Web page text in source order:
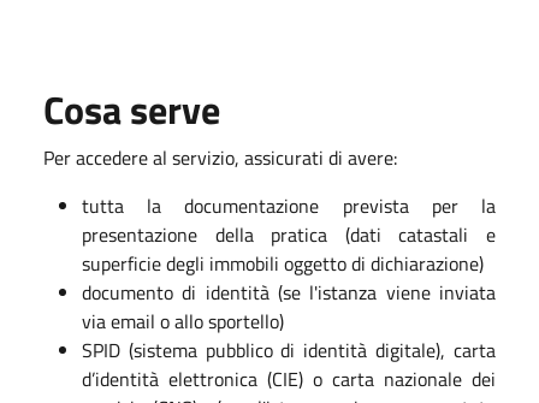
Cosa serve
Per accedere al servizio, assicurati di avere:
tutta la documentazione prevista per la
presentazione della pratica (dati catastali e
superficie degli immobili oggetto di dichiarazione)
documento di identità (se l'istanza viene inviata
via email o allo sportello)
SPID (sistema pubblico di identità digitale), carta
d’identità elettronica (CIE) o carta nazionale dei